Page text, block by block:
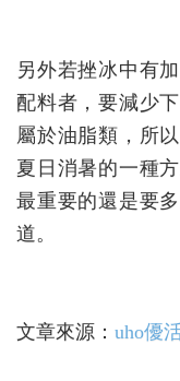
另外若挫冰中有
配料者，要減少
屬於油脂類，所
夏日消暑的一種
最重要的還是要
道。
文章來源： uho優